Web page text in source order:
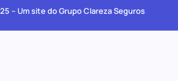
– Um site do Grupo Clareza Seguros